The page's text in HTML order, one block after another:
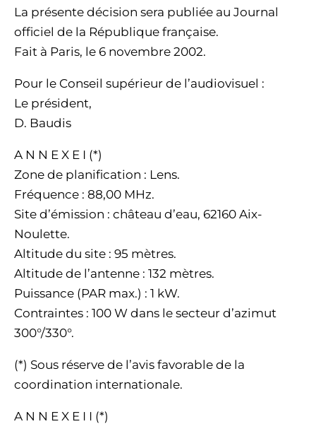
La présente décision sera publiée au Journal
officiel de la République française.
Fait à Paris, le 6 novembre 2002.
Pour le Conseil supérieur de l’audiovisuel :
Le président,
D. Baudis
A N N E X E I (*)
Zone de planification : Lens.
Fréquence : 88,00 MHz.
Site d’émission : château d’eau, 62160 Aix-
Noulette.
Altitude du site : 95 mètres.
Altitude de l’antenne : 132 mètres.
Puissance (PAR max.) : 1 kW.
Contraintes : 100 W dans le secteur d’azimut
300°/330°.
(*) Sous réserve de l’avis favorable de la
coordination internationale.
A N N E X E I I (*)